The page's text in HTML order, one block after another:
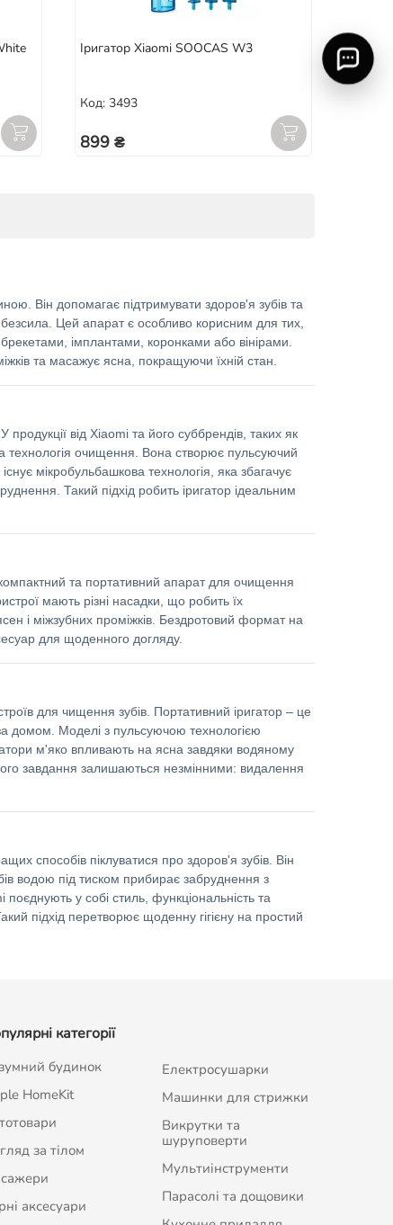
Іригатор Xiaomi SOOCAS W3
Код: 3493
899 ₴
Він допомагає підтримувати здоров'я зубів та
безсила. Цей апарат є особливо корисним для тих,
імплантами, коронками або вінірами.
та масажує ясна, покращуючи їхній стан.
від Xiaomi та його суббрендів, таких як
технологія очищення. Вона створює пульсуючий
мікробульбашкова технологія, яка збагачує
Такий підхід робить іригатор ідеальним
та портативний апарат для очищення
мають різні насадки, що робить їх
і міжзубних проміжків. Бездротовий формат на
для щоденного догляду.
для чищення зубів. Портативний іригатор – це
домом. Моделі з пульсуючою технологією
м'яко впливають на ясна завдяки водяному
завдання залишаються незмінними: видалення
способів піклуватися про здоров'я зубів. Він
водою під тиском прибирає забруднення з
у собі стиль, функціональність та
підхід перетворює щоденну гігієну на простий
категорії
будинок
HomeKit
за тілом
аксесуари
Електросушарки
Машинки для стрижки
Викрутки та
шуруповерти
Мультиінструменти
Парасолі та дощовики